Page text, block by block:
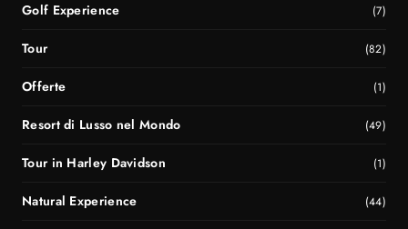
Golf Experience (7)
Tour (82)
Offerte (1)
Resort di Lusso nel Mondo (49)
Tour in Harley Davidson (1)
Natural Experience (44)